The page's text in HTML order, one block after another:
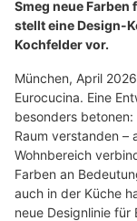
Smeg neue Farben
stellt eine Design-
Kochfelder vor.
München, April
Eurocucina. Eine
besonders
Raum verstanden –
Wohnbereich
Farben an
auch in der Küche
neue Designlinie